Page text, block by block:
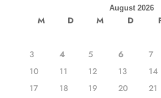
August 2026
M D M D
3
4 5 6 7
10
11 12 13 14
17
18 19 20 21